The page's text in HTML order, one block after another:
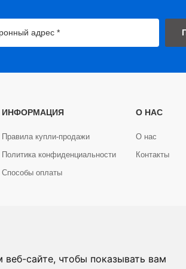
сайте, чтобы показывать вам
ИНФОРМАЦИЯ
Правила купли-продажи
Политика конфиденциальности
Способы оплаты
О НАС
О нас
Контакты